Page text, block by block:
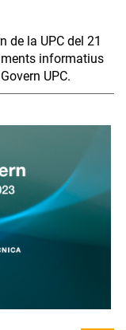
de la UPC del 21
informatius
UPC.